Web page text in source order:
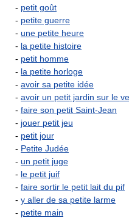
- petit goût
- petite guerre
- une petite heure
- la petite histoire
- petit homme
- la petite horloge
- avoir sa petite idée
- avoir un petit jardin sur le
- faire son petit Saint-Jean
- jouer petit jeu
- petit jour
- Petite Judée
- un petit juge
- le petit juif
- faire sortir le petit lait du pif
- y aller de sa petite larme
- petite main